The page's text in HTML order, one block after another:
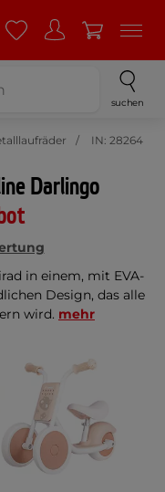
suchen
IN: 28264
Darlingo
in einem, mit EVA-
Design, das alle
wird. mehr